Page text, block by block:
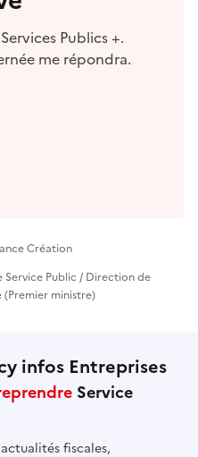
Publics +.
me répondra.
Création
Service Public / Direction de
ministre)
infos Entreprises
Service
fiscales,